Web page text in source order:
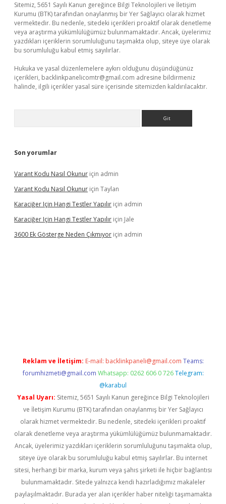
Sitemiz, 5651 Sayılı Kanun gereğince Bilgi Teknolojileri ve İletişim
Kurumu (BTK) tarafından onaylanmış bir Yer Sağlayıcı olarak hizmet
vermektedir. Bu nedenle, sitedeki içerikleri proaktif olarak denetleme
veya araştırma yükümlülüğümüz bulunmamaktadır. Ancak, üyelerimiz
yazdıkları içeriklerin sorumluluğunu taşımakta olup, siteye üye olarak
bu sorumluluğu kabul etmiş sayılırlar.
Hukuka ve yasal düzenlemelere aykırı olduğunu düşündüğünüz
içerikleri, backlinkpanelicomtr@gmail.com adresine bildirmeniz
halinde, ilgili içerikler yasal süre içerisinde sitemizden kaldırılacaktır.
Son yorumlar
Varant Kodu Nasıl Okunur için admin
Varant Kodu Nasıl Okunur için Taylan
Karaciğer Için Hangi Testler Yapılır için admin
Karaciğer Için Hangi Testler Yapılır için Jale
3600 Ek Gösterge Neden Çıkmıyor için admin
Reklam ve İletişim: E-mail: backlinkpaneli@gmail.com Teams:
forumhizmeti@gmail.com Whatsapp: 0262 606 0 726 Telegram:
@karabul
Yasal Uyarı: Sitemiz, 5651 Sayılı Kanun gereğince Bilgi Teknolojileri
ve İletişim Kurumu (BTK) tarafından onaylanmış bir Yer Sağlayıcı
olarak hizmet vermektedir. Bu nedenle, sitedeki içerikleri proaktif
olarak denetleme veya araştırma yükümlülüğümüz bulunmamaktadır.
Ancak, üyelerimiz yazdıkları içeriklerin sorumluluğunu taşımakta olup,
siteye üye olarak bu sorumluluğu kabul etmiş sayılırlar. Bu internet
sitesi, herhangi bir marka, kurum veya şahıs şirketi ile hiçbir bağlantısı
bulunmamaktadır. Sitede yalnızca kendi hazırladığımız makaleler
paylaşılmaktadır. Burada yer alan içerikler haber niteliği taşımamakta